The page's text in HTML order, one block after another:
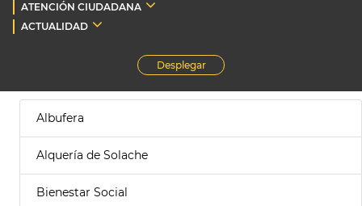
ATENCIÓN CIUDADANA
ACTUALIDAD
Desplegar
Albufera
Alquería de Solache
Bienestar Social